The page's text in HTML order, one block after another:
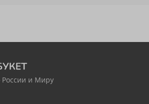
России и Миру